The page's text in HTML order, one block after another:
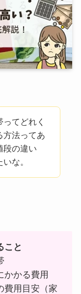
てどれく
方法ってあ
段の違い
な。
こと
かかる費用
費用目安（家